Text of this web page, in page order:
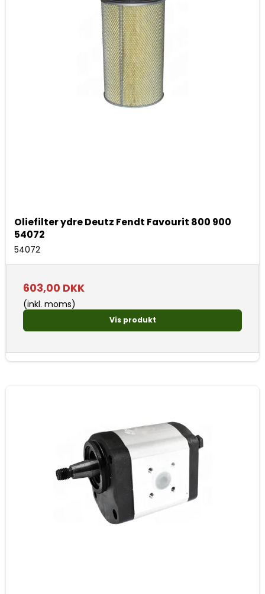
Oliefilter ydre Deutz Fendt Favourit 800 900
54072
54072
603,00 DKK
(inkl. moms)
Vis produkt